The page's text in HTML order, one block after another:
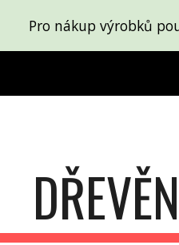
Skip to main content
Pro nákup výrobků